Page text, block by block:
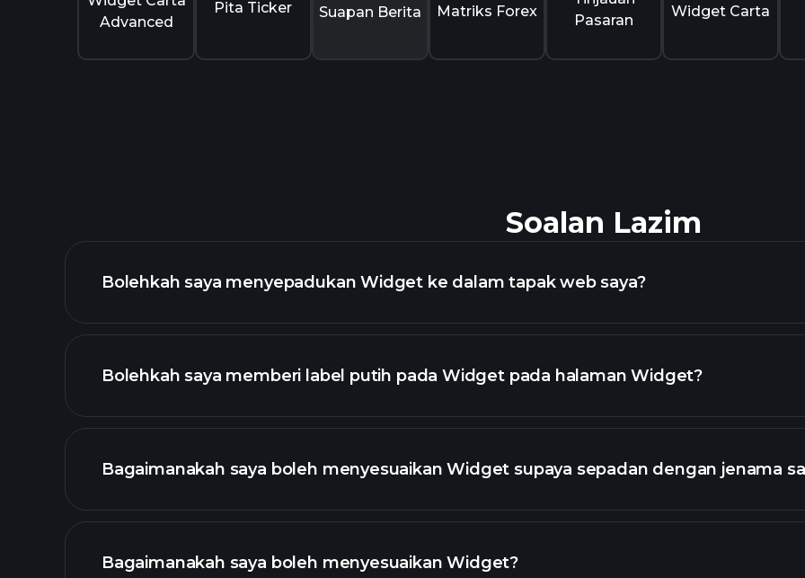
Advanced
Pita Ticker Suapan Berita Matriks Forex
Pasaran
Widget Carta
Soalan Lazim
Bolehkah saya menyepadukan Widget ke dalam tapak web saya?
Bolehkah saya memberi label putih pada Widget pada halaman Widget?
Bagaimanakah saya boleh menyesuaikan Widget supaya sepadan dengan jenama
Bagaimanakah saya boleh menyesuaikan Widget?